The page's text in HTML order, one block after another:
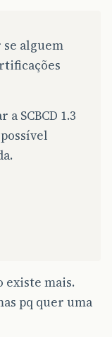
se alguem
SCBCD 1.3
existe mais.
pq quer uma